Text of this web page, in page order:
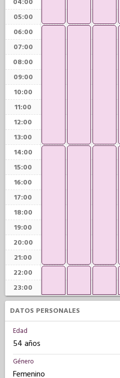
04:00
05:00
06:00
07:00
08:00
09:00
10:00
11:00
12:00
13:00
14:00
15:00
16:00
17:00
18:00
19:00
20:00
21:00
22:00
23:00
DATOS PERSONALES
Edad
54 años
Género
Femenino